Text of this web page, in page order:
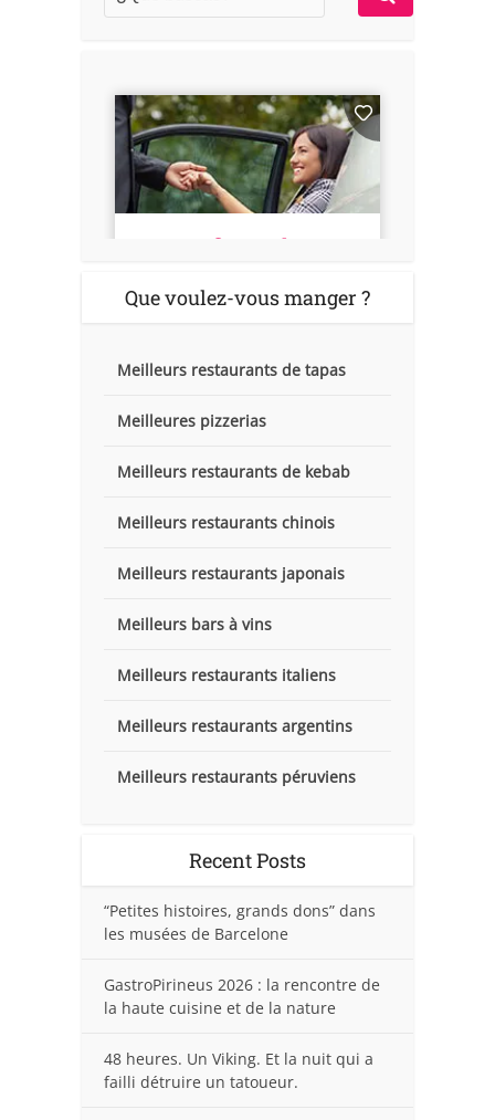
Que voulez-vous manger ?
Meilleurs restaurants de tapas
Meilleures pizzerias
Meilleurs restaurants de kebab
Meilleurs restaurants chinois
Meilleurs restaurants japonais
Meilleurs bars à vins
Meilleurs restaurants italiens
Meilleurs restaurants argentins
Meilleurs restaurants péruviens
Recent Posts
“Petites histoires, grands dons” dans
les musées de Barcelone
GastroPirineus 2026 : la rencontre de
la haute cuisine et de la nature
48 heures. Un Viking. Et la nuit qui a
failli détruire un tatoueur.